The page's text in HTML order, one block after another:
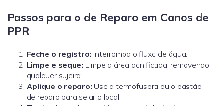
Passos para o de Reparo em Canos de
PPR
Feche o registro: Interrompa o fluxo de água.
Limpe e seque: Limpe a área danificada, removendo
qualquer sujeira.
Aplique o reparo: Use a termofusora ou o bastão
de reparo para selar o local.